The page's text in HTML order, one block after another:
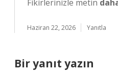
Fikirlerinizle metin
Haziran 22, 2026 Yanıtla
Bir yanıt yazın